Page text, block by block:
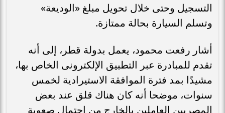
التسجيل وحتى خلال تحويل مبلغ «الوديعة»
وتسلم السيارة بحالة ممتازة.
أشار رفعت محمود، يعمل بدولة قطر، إلى أنه
تقدم للمبادرة عبر التطبيق الإلكترونى الخاص بها،
مشيدًا بمد فترة الموافقة الاستيرادية لخمس
سنوات، موضحا أنه كان هناك قلق عند بعض
المصريين العاملين بالخارج من احتمال صعوبة